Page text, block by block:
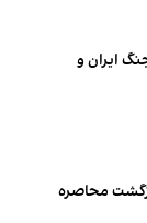
ایران و
محاصره